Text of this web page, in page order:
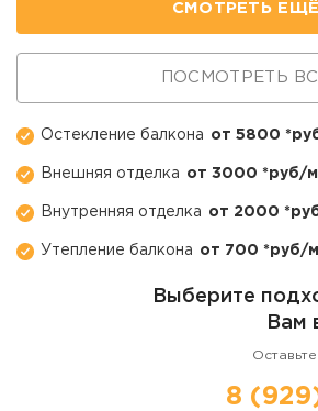
Остекление балкона от 5800
Внешняя отделка от 3000 *руб/
Внутренняя отделка от 2000
Утепление балкона от 700 *руб/
СМОТРЕТЬ ЕЩЁ
ПОСМОТРЕТЬ
Выберите
Вам
8